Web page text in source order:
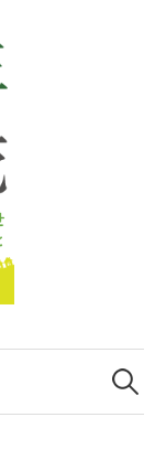
検
索: